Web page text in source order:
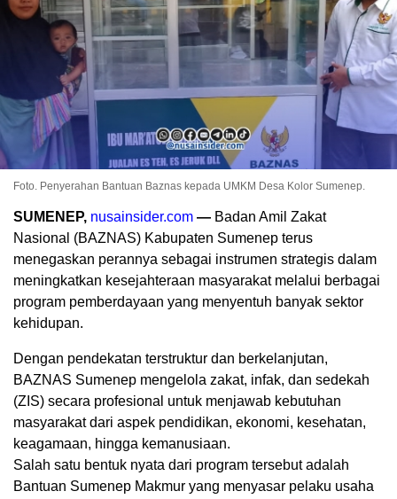
Foto. Penyerahan Bantuan Baznas kepada UMKM Desa Kolor Sumenep.
SUMENEP, nusainsider.com — Badan Amil Zakat
Nasional (BAZNAS) Kabupaten Sumenep terus
menegaskan perannya sebagai instrumen strategis dalam
meningkatkan kesejahteraan masyarakat melalui berbagai
program pemberdayaan yang menyentuh banyak sektor
kehidupan.
Dengan pendekatan terstruktur dan berkelanjutan,
BAZNAS Sumenep mengelola zakat, infak, dan sedekah
(ZIS) secara profesional untuk menjawab kebutuhan
masyarakat dari aspek pendidikan, ekonomi, kesehatan,
keagamaan, hingga kemanusiaan.
Salah satu bentuk nyata dari program tersebut adalah
Bantuan Sumenep Makmur yang menyasar pelaku usaha